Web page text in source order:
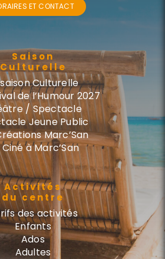
ET CONTACT
Saison
Culturelle
Culturelle
de l’Humour 2027
/ Spectacle
Jeune Public
Marc’San
à Marc’San
Activités
du centre
des activités
Enfants
Ados
Adultes